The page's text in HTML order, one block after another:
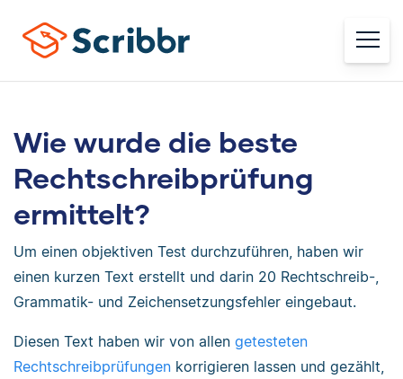
Wie wurde die beste
Rechtschreibprüfung
ermittelt?
Um einen objektiven Test durchzuführen, haben wir
einen kurzen Text erstellt und darin 20 Rechtschreib-,
Grammatik- und Zeichensetzungsfehler eingebaut.
Diesen Text haben wir von allen getesteten
Rechtschreibprüfungen korrigieren lassen und gezählt,